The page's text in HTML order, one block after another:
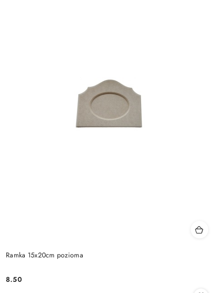
Ramka 15x20cm pozioma
Cena:
8.50